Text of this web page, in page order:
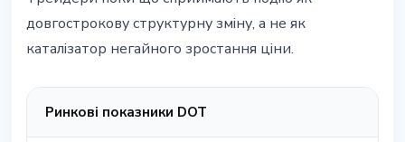
довгострокову структурну зміну, а не як
каталізатор негайного зростання ціни.
Ринкові показники DOT